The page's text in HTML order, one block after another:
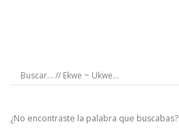
¿No encontraste la palabra que buscabas?